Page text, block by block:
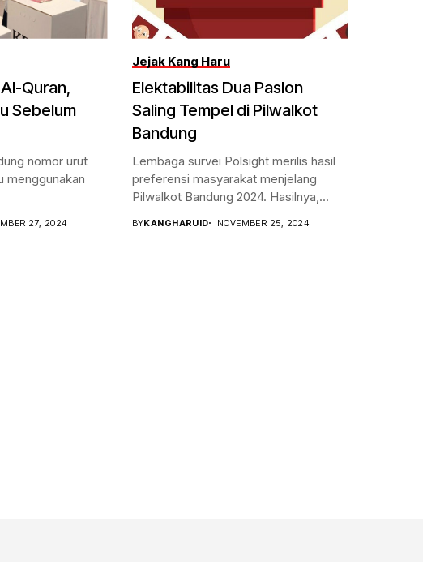
Quran,
Sebelum
nomor urut
menggunakan
27, 2024
Jejak Kang Haru
Elektabilitas Dua Paslon
Saling Tempel di Pilwalkot
Bandung
Lembaga survei Polsight merilis hasil
preferensi masyarakat menjelang
Pilwalkot Bandung 2024. Hasilnya,...
BYKANGHARUID NOVEMBER 25, 2024